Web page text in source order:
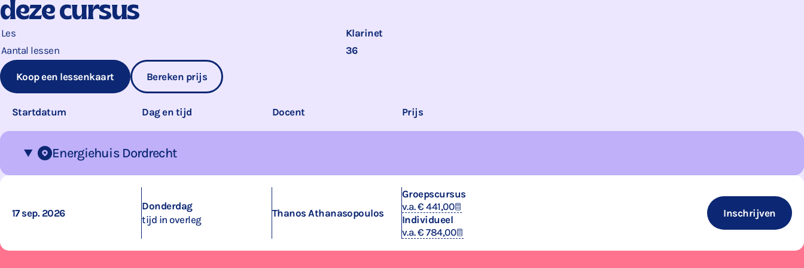
Les
Klarinet
Aantal lessen
36
Koop een lessenkaart Bereken prijs
Startdatum Dag en tijd Docent Prijs
Energiehuis Dordrecht
17 sep. 2026
Donderdag
tijd in overleg
Thanos Athanasopoulos
Groepscursus
v.a. € 441,00
Individueel
v.a. € 784,00
Inschrijven